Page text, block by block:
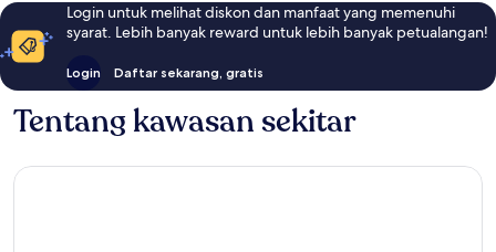
Login untuk melihat diskon dan manfaat yang memenuhi
syarat. Lebih banyak reward untuk lebih banyak petualangan!
Login Daftar sekarang, gratis
Tentang kawasan sekitar